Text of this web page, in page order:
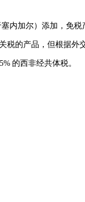
内加尔）添加，免税
税的产品，但根据
的西非经共体税。